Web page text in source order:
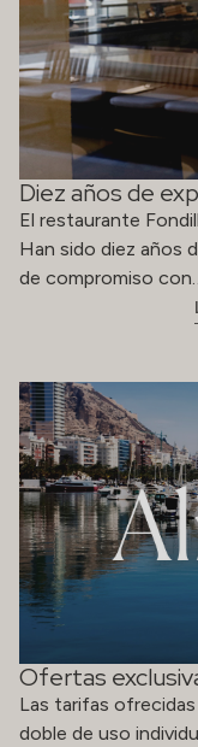
Diez años de
El restaurante
Han sido diez años
de compromiso
Ofertas
Las tarifas
doble de uso